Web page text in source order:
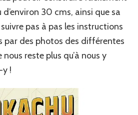
30 cms, ainsi que sa
pas à pas les instructions
par des photos des différentes
reste plus qu’à nous y
!